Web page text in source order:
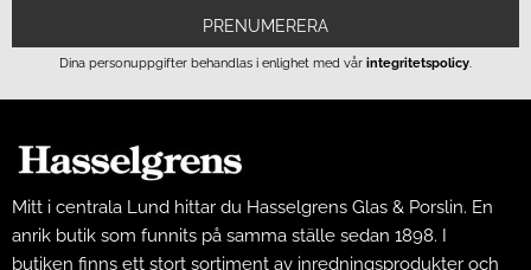
PRENUMERERA
Dina personuppgifter behandlas i enlighet med vår integritetspolicy
Mitt i centrala Lund hittar du Hasselgrens Glas & Porslin. En
anrik butik som funnits på samma ställe sedan 1898. I
butiken finns ett stort sortiment av inredningsprodukter och